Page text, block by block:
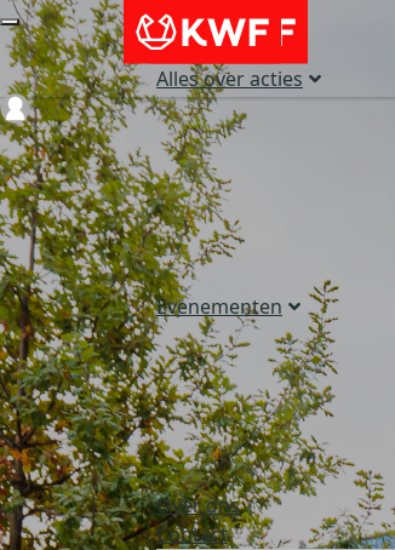
Alles over acties
Evenementen
Over ons
Contact
Login